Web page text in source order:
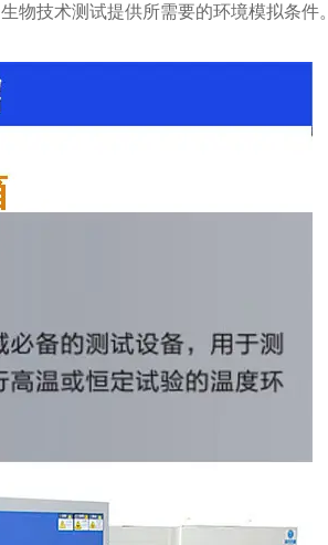
物技术测试提供所需要的环境模拟条件。